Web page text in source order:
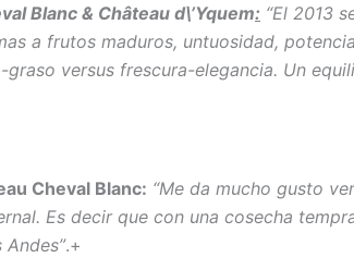
Blanc & Château d\’Yquem: “El 2013
a frutos maduros, untuosidad,
versus frescura-elegancia. Un
Cheval Blanc: “Me da mucho gusto
Es decir que con una cosecha
.+